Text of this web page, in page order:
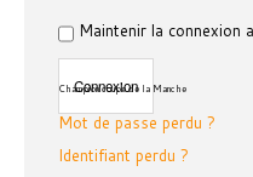
Champion coupe de la Manche
Maintenir la connexion
Mot de passe perdu ?
Identifiant perdu ?